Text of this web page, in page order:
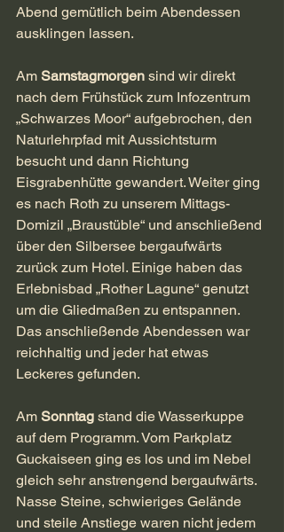
Abend gemütlich beim Abendessen
ausklingen lassen.
Am Samstagmorgen sind wir direkt
nach dem Frühstück zum Infozentrum
„Schwarzes Moor“ aufgebrochen, den
Naturlehrpfad mit Aussichtsturm
besucht und dann Richtung
Eisgrabenhütte gewandert. Weiter ging
es nach Roth zu unserem Mittags-
Domizil „Braustüble“ und anschließend
über den Silbersee bergaufwärts
zurück zum Hotel. Einige haben das
Erlebnisbad „Rother Lagune“ genutzt
um die Gliedmaßen zu entspannen.
Das anschließende Abendessen war
reichhaltig und jeder hat etwas
Leckeres gefunden.
Am Sonntag stand die Wasserkuppe
auf dem Programm. Vom Parkplatz
Guckaiseen ging es los und im Nebel
gleich sehr anstrengend bergaufwärts.
Nasse Steine, schwieriges Gelände
und steile Anstiege waren nicht jedem